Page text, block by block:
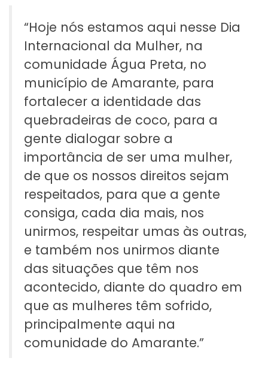
“Hoje nós estamos aqui nesse Dia
Internacional da Mulher, na
comunidade Água Preta, no
município de Amarante, para
fortalecer a identidade das
quebradeiras de coco, para a
gente dialogar sobre a
importância de ser uma mulher,
de que os nossos direitos sejam
respeitados, para que a gente
consiga, cada dia mais, nos
unirmos, respeitar umas às outras,
e também nos unirmos diante
das situações que têm nos
acontecido, diante do quadro em
que as mulheres têm sofrido,
principalmente aqui na
comunidade do Amarante.”